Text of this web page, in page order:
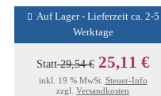
Auf Lager - Lieferzeit ca. 2-5
Werktage
Statt29,54 € 25,11 €
inkl. 19 % MwSt. Steuer-Info
zzgl. Versandkosten